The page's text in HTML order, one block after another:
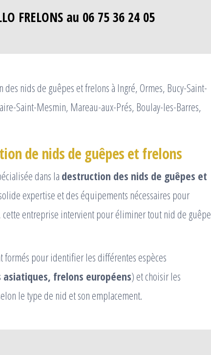
FRELONS au 06 75 36 24 05
nids de guêpes et frelons à Ingré, Ormes, Bucy-Saint-
Saint-Mesmin, Mareau-aux-Prés, Boulay-les-Barres,
de nids de guêpes et frelons
dans la destruction des nids de guêpes et
expertise et des équipements nécessaires pour
entreprise intervient pour éliminer tout nid de guêpe
formés pour identifier les différentes espèces
frelons européens) et choisir les
le type de nid et son emplacement.